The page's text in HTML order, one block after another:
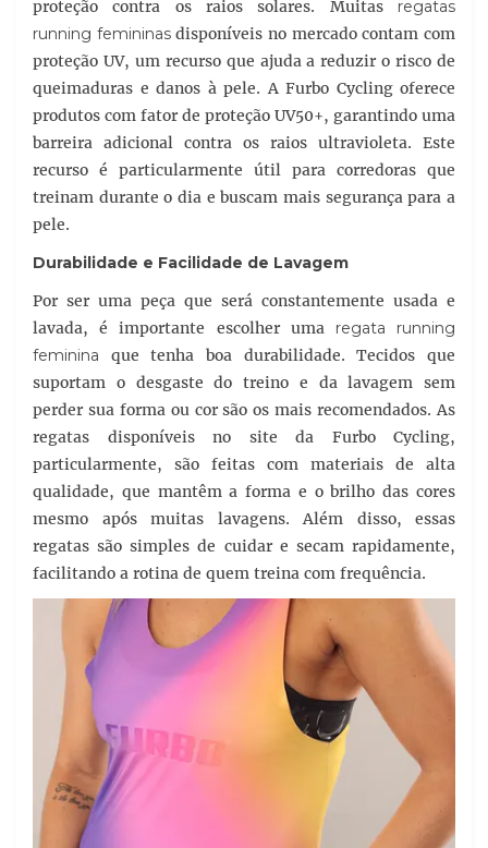
proteção contra os raios solares. Muitas regatas
running femininasdisponíveis no mercado contam com
proteção UV, um recurso que ajuda a reduzir o risco de
queimaduras e danos à pele. A Furbo Cycling oferece
produtos com fator de proteção UV50+, garantindo uma
barreira adicional contra os raios ultravioleta. Este
recurso é particularmente útil para corredoras que
treinam durante o dia e buscam mais segurança para a
pele.
Durabilidade e Facilidade de Lavagem
Por ser uma peça que será constantemente usada e
lavada, é importante escolher uma regata running
feminina que tenha boa durabilidade. Tecidos que
suportam o desgaste do treino e da lavagem sem
perder sua forma ou cor são os mais recomendados. As
regatas disponíveis no site da Furbo Cycling,
particularmente, são feitas com materiais de alta
qualidade, que mantêm a forma e o brilho das cores
mesmo após muitas lavagens. Além disso, essas
regatas são simples de cuidar e secam rapidamente,
facilitando a rotina de quem treina com frequência.